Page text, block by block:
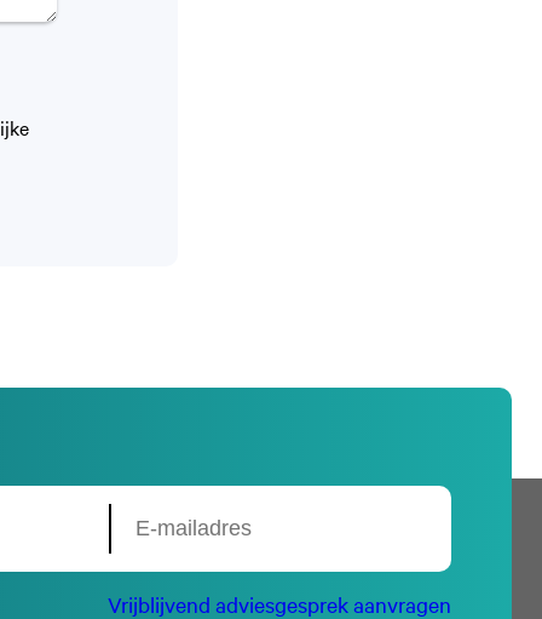
Vrijblijvend adviesgesprek aanvragen